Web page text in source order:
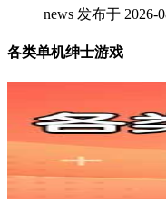
news 发布于 2026-
各类单机绅士游戏